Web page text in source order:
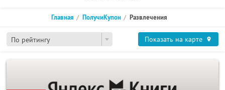
По рейтингу
Главная ПолучиКупон Развлечения
Показать на карте